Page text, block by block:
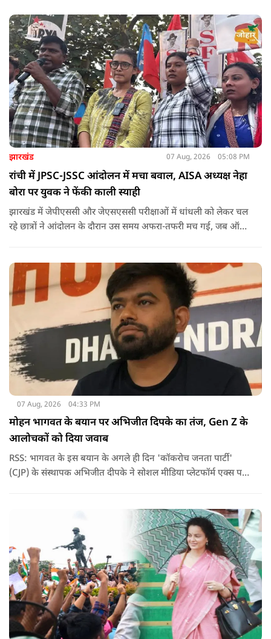
झारखंड 07 Aug, 2026 05:08 PM
रांची में JPSC-JSSC आंदोलन में मचा बवाल, AISA अध्यक्ष नेहा
बोरा पर युवक ने फेंकी काली स्याही
झारखंड में जेपीएससी और जेएसएससी परीक्षाओं में धांधली को लेकर चल
रहे छात्रों ने आंदोलन के दौरान उस समय अफरा-तफरी मच गई, जब ऑल
07 Aug, 2026 04:33 PM
मोहन भागवत के बयान पर अभिजीत दिपके का तंज, Gen Z के
आलोचकों को दिया जवाब
RSS: भागवत के इस बयान के अगले ही दिन 'कॉकरोच जनता पार्टी'
(CJP) के संस्थापक अभिजीत दीपके ने सोशल मीडिया प्लेटफॉर्म एक्स पर